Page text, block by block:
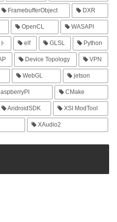
FramebufferObject DXR
OpenCL WASAPI
elf GLSL Python
Device Topology VPN
WebGL jetson
CMake
AndroidSDK XSI ModTool
XAudio2